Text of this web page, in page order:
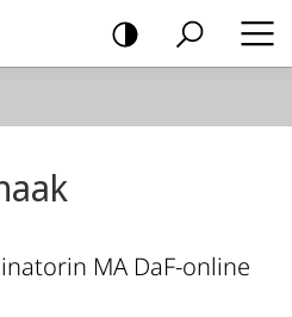
MA DaF-online